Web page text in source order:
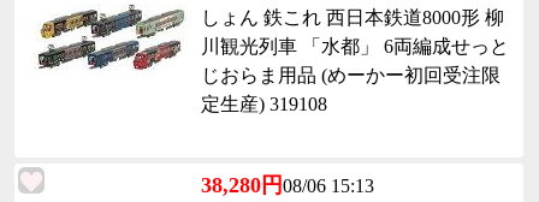
しょん 鉄これ 西日本鉄道8000形 柳
川観光列車 「水都」 6両編成せっと
じおらま用品 (めーかー初回受注限
定生産) 319108
38,280円08/06 15:13